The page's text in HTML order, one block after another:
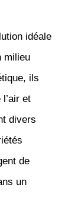
idéale
milieu
ils
et
divers
de
un